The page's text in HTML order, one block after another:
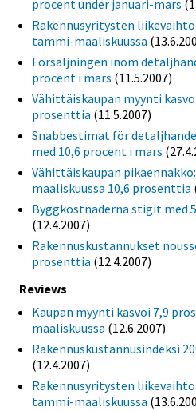
procent under januari-mars
Rakennusyritysten
tammi-maaliskuussa
Försäljningen inom
procent i mars (11.5.2007)
Vähittäiskaupan myynti
prosenttia (11.5.2007)
Snabbestimat för
med 10,6 procent i mars
Vähittäiskaupan
maaliskuussa 10,6 prosenttia
Byggkostnaderna stigit med
(12.4.2007)
Rakennuskustannukset
prosenttia (12.4.2007)
Reviews
Kaupan myynti kasvoi 7,9
maaliskuussa (12.6.2007)
Rakennuskustannusindeksi
(12.4.2007)
Rakennusyritysten
tammi-maaliskuussa